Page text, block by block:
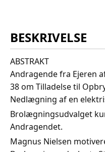
BESKRIVELSE
ABSTRAKT
Andragende fra Ejeren
38 om Tilladelse til
Nedlægning af en
Brolægningsudvalget
Andragendet.
Magnus Nielsen